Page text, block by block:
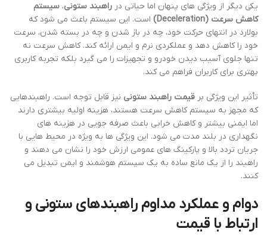
یکی دیگر از ویژگی های پنهان اما حیاتی در راهبند ستونی، سیستم
کاهش سرعت (Deceleration)
است. این سیستم باعث می شود که
بولارد در انتهای حرکت خود، چه در باز شدن و چه در بسته شدن، سرعت
خود را کاهش دهد و عملکردی نرم و ایمن ارائه کند. کاهش سرعت نه
تنها جلوی آسیب دیدن خودرو و تجهیزات را می گیرد بلکه تجربه کاربری
بهتری برای کاربران فراهم می کند.
تأثیر این ویژگی بر قیمت راهبند ستونی نیز قابل توجه است. راهبندهایی
که مجهز به سیستم کاهش سرعت هستند، هزینه اولیه بیشتری دارند
اما ایمنی بیشتر و کاهش خرابی باعث صرفه جویی در هزینه های
نگهداری در بلند مدت می شود. این ویژگی ها به ویژه در محیط هایی با
جریان تردد بالا و پارکینگ های عمومی ارزش خود را نشان می دهند و
راهبند را از یک مانع ساده به یک سیستم هوشمند و ایمن تبدیل می
کنند.
دوام و عملکرد مداوم راهبندهای ستونی و
ارتباط با قیمت